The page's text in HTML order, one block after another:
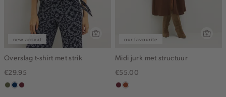
new arrival
Overslag t-shirt met strik
€29.95
groen,
donkerblauw
brique
our favourite
Midi jurk met structuur
€55.00
bordeaux
bruin